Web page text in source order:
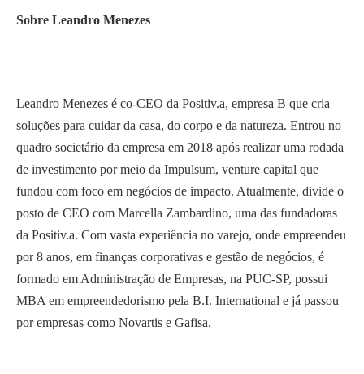
Sobre Leandro Menezes
Leandro Menezes é co-CEO da Positiv.a, empresa B que cria
soluções para cuidar da casa, do corpo e da natureza. Entrou no
quadro societário da empresa em 2018 após realizar uma rodada
de investimento por meio da Impulsum, venture capital que
fundou com foco em negócios de impacto. Atualmente, divide o
posto de CEO com Marcella Zambardino, uma das fundadoras
da Positiv.a. Com vasta experiência no varejo, onde empreendeu
por 8 anos, em finanças corporativas e gestão de negócios, é
formado em Administração de Empresas, na PUC-SP, possui
MBA em empreendedorismo pela B.I. International e já passou
por empresas como Novartis e Gafisa.